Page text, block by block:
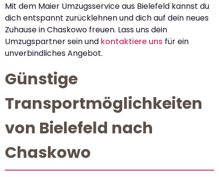
Mit dem Maier Umzugsservice aus Bielefeld kannst du
dich entspannt zurücklehnen und dich auf dein neues
Zuhause in Chaskowo freuen. Lass uns dein
Umzugspartner sein und kontaktiere uns für ein
unverbindliches Angebot.
Günstige
Transportmöglichkeiten
von Bielefeld nach
Chaskowo